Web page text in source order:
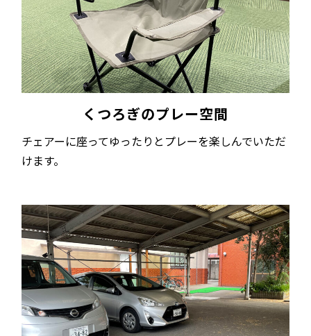
くつろぎのプレー空間
チェアーに座ってゆったりとプレーを楽しんでいただ
けます。